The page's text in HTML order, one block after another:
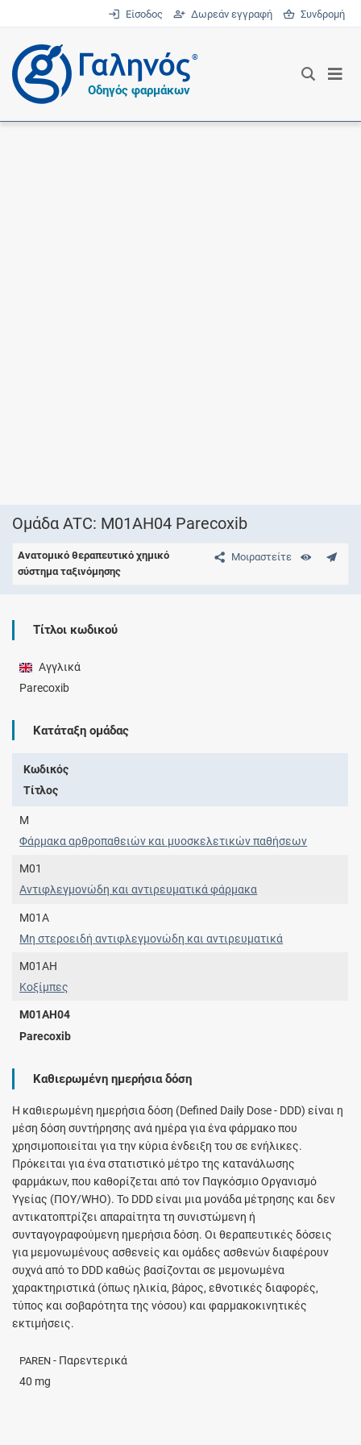
Είσοδος Δωρεάν εγγραφή Συνδρομή
®
Οδηγός φαρμάκων
Ομάδα ATC: M01AH04 Parecoxib
Μοιραστείτε
Ανατομικό θεραπευτικό χημικό
σύστημα ταξινόμησης
Τίτλοι κωδικού
Αγγλικά
Parecoxib
Κατάταξη ομάδας
Κωδικός
Τίτλος
M
Φάρμακα αρθροπαθειών και μυοσκελετικών παθήσεων
M01
Αντιφλεγμονώδη και αντιρευματικά φάρμακα
M01A
Μη στεροειδή αντιφλεγμονώδη και αντιρευματικά
M01AH
Κοξίμπες
M01AH04
Parecoxib
Καθιερωμένη ημερήσια δόση
H καθιερωμένη ημερήσια δόση (Defined Daily Dose - DDD) είναι η
μέση δόση συντήρησης ανά ημέρα για ένα φάρμακο που
χρησιμοποιείται για την κύρια ένδειξη του σε ενήλικες.
Πρόκειται για ένα στατιστικό μέτρο της κατανάλωσης
φαρμάκων, που καθορίζεται από τον Παγκόσμιο Οργανισμό
Υγείας (ΠΟΥ/WHO). Το DDD είναι μια μονάδα μέτρησης και δεν
αντικατοπτρίζει απαραίτητα τη συνιστώμενη ή
συνταγογραφούμενη ημερήσια δόση. Οι θεραπευτικές δόσεις
για μεμονωμένους ασθενείς και ομάδες ασθενών διαφέρουν
συχνά από το DDD καθώς βασίζονται σε μεμονωμένα
χαρακτηριστικά (όπως ηλικία, βάρος, εθνοτικές διαφορές,
τύπος και σοβαρότητα της νόσου) και φαρμακοκινητικές
εκτιμήσεις.
PAREN - Παρεντερικά
40 mg